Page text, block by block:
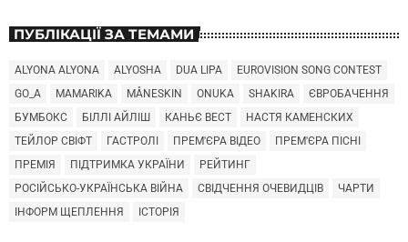
ПУБЛІКАЦІЇ ЗА ТЕМАМИ
ALYONA ALYONA ALYOSHA DUA LIPA
EUROVISION SONG CONTEST
GO_A
MAMARIKA MÅNESKIN ONUKA SHAKIRA
ЄВРОБАЧЕННЯ
БУМБОКС
БІЛЛІ АЙЛІШ КАНЬЄ ВЕСТ
НАСТЯ КАМЕНСКИХ
ТЕЙЛОР СВІФТ
ГАСТРОЛІ ПРЕМ'ЄРА ВІДЕО
ПРЕМ'ЄРА ПІСНІ
ПРЕМІЯ
ПІДТРИМКА УКРАЇНИ
РЕЙТИНГ
РОСІЙСЬКО-УКРАЇНСЬКА ВІЙНА
СВІДЧЕННЯ ОЧЕВИДЦІВ
ЧАРТИ
ІНФОРМ ЩЕПЛЕННЯ
ІСТОРІЯ